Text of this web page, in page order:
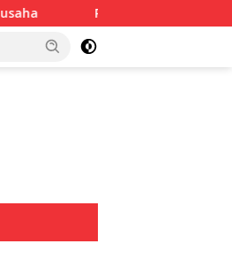
Tenant Ramaikan Festival Kuliner